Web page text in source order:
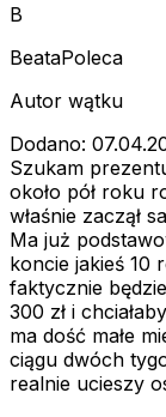
B
BeataPoleca
Autor wątku
Dodano:
Szukam
około pół roku
właśnie zaczął
Ma już
koncie jakieś 10
faktycznie
300 zł i
ma dość małe
ciągu dwóch
realnie ucieszy